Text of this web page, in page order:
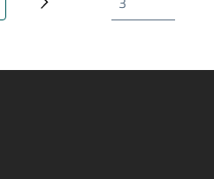
attualeProssima pagina